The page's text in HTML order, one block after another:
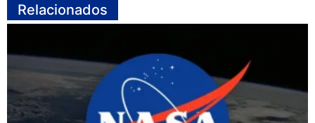
Relacionados